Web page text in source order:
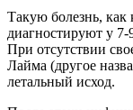
Такую болезнь, как
диагностируют у 7-
При отсутствии
Лайма (другое
летальный исход.